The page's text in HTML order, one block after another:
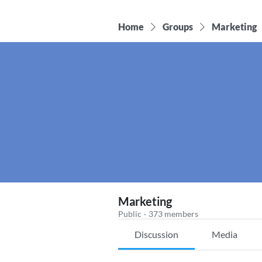
Home Groups Marketing
Marketing
Public · 373 members
Discussion Media